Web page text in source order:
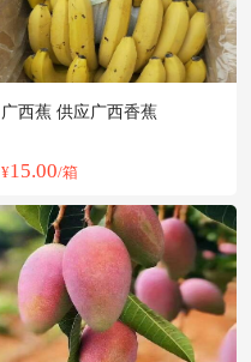
广西蕉 供应广西香蕉
¥15.00/箱